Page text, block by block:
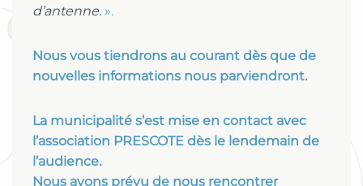
d’antenne. ».
Nous vous tiendrons au courant dès que de
nouvelles informations nous parviendront.
La municipalité s’est mise en contact avec
l’association PRESCOTE dès le lendemain de
l’audience.
Nous avons prévu de nous rencontrer